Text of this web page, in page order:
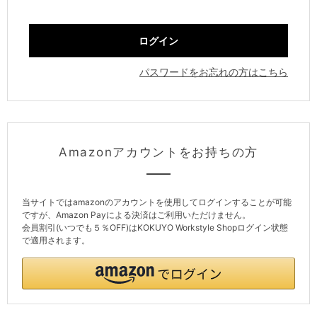
パスワードをお忘れの方はこちら
Amazonアカウントをお持ちの方